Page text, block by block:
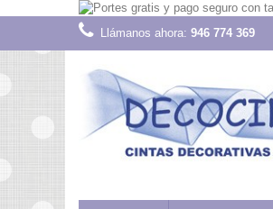
Llámanos ahora: 946 774 369